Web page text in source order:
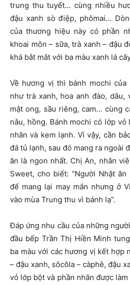
trung thu tuyết… cùng nhiều
đậu xanh sò điệp, phômai…
của thương hiệu này có phần
khoai môn – sữa, trà xanh – đậu
khá bắt mắt với ba màu xanh lá
Về hương vị thì bánh mochi
như trà xanh, hoa anh đào, dâu,
mật ong, sầu riêng, cam… cùng
nâu, hồng. Bánh mochi có lớp
nhân và kem lạnh. Vì vậy, cần
đá tủ lạnh, sau đó mang ra ngoài
ăn là ngon nhất. Chị An, nhân
Sweet, cho biết: “Người Nhật
để mang lại may mắn nhưng ở
vào mùa Trung thu vì bánh lạ”.
Đáp ứng nhu cầu của những
đầu bếp Trần Thị Hiền Minh
ba màu với các hương vị kết hợp
– đậu xanh, sôcôla – càphê, đậu
vỏ lớp bột và phần nhân được